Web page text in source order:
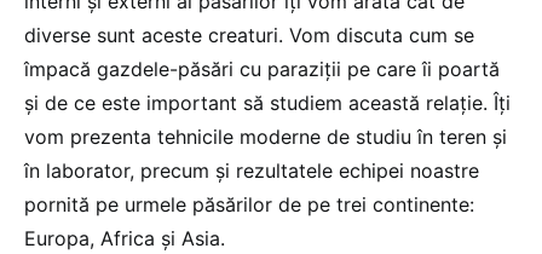
diverse sunt aceste creaturi. Vom discuta cum se
împacă gazdele-păsări cu paraziții pe care îi poartă
și de ce este important să studiem această relație. Îți
vom prezenta tehnicile moderne de studiu în teren și
în laborator, precum și rezultatele echipei noastre
pornită pe urmele păsărilor de pe trei continente:
Europa, Africa și Asia.